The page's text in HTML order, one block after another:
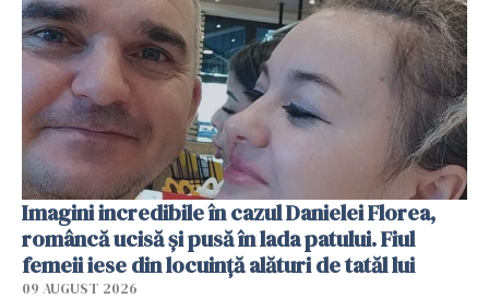
Imagini incredibile în cazul Danielei Florea,
româncă ucisă și pusă în lada patului. Fiul
femeii iese din locuință alături de tatăl lui
09 AUGUST 2026